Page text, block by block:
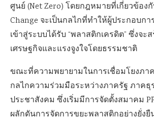
ศูนย์ (Net Zero) โดยกฎหมายที่เกี่ยวข้อง
Change จะเป็นกลไกที่ทำให้ผู้ประกอบก
เข้าสู่ระบบได้รับ “พลาสติกเครดิต” ซึ่งจะ
เศรษฐกิจและแรงจูงใจโดยธรรมชาติ
ขณะที่ความพยายามในการเชื่อมโยงภา
กลไกความร่วมมือระหว่างภาครัฐ ภาคธุ
ประชาสังคม ซึ่งเริ่มมีการจัดตั้งสมาคม
ผลักดันการจัดการขยะพลาสติกอย่างยั่ง